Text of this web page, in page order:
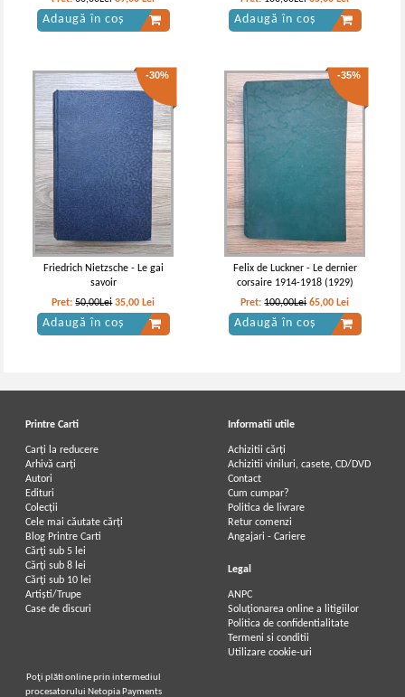
bras et de l'avant-bras chez les
primates (1926)
Adaugă în coș Adaugă în coș
-30%
Friedrich Nietzsche - Le gai
savoir
Pret:50,00Lei 35,00 Lei
Adaugă în coș
-35%
Felix de Luckner - Le dernier
corsaire 1914-1918 (1929)
Pret:100,00Lei 65,00 Lei
Adaugă în coș
Printre Carti
Carți la reducere
Arhivă carți
Autori
Edituri
Colecții
Cele mai căutate cărți
Blog Printre Carti
Cărţi sub 5 lei
Cărţi sub 8 lei
Cărţi sub 10 lei
Artiști/Trupe
Case de discuri
Informatii utile
Achizitii cărți
Achizitii viniluri, casete, CD/DVD
Contact
Cum cumpar?
Politica de livrare
Retur comenzi
Angajari - Cariere
Legal
ANPC
Soluționarea online a litigiilor
Politica de confidentialitate
Termeni si conditii
Utilizare cookie-uri
Poţi plăti online prin intermediul
procesatorului Netopia Payments